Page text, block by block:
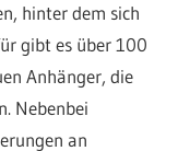
hinter dem sich
gibt es über 100
Anhänger, die
Nebenbei
an